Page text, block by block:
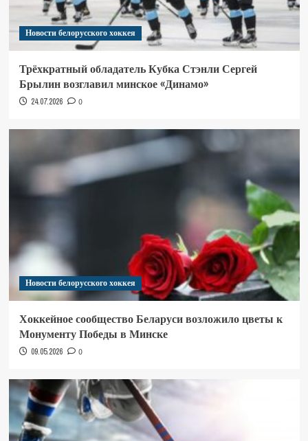
Новости белорусского хоккея
Трёхкратный обладатель Кубка Стэнли Сергей
Брылин возглавил минское «Динамо»
24.07.2026 0
Новости белорусского хоккея
Хоккейное сообщество Беларуси возложило цветы к
Монументу Победы в Минске
09.05.2026 0